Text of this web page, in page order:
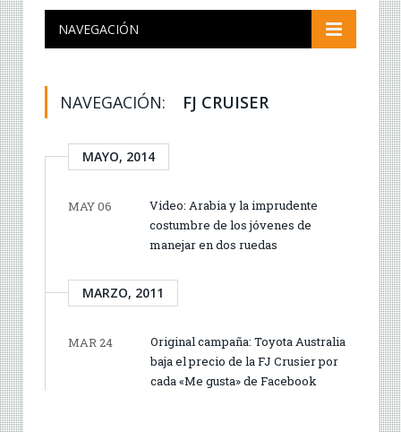
NAVEGACIÓN
NAVEGACIÓN: FJ CRUISER
MAYO, 2014
MAY 06
Video: Arabia y la imprudente
costumbre de los jóvenes de
manejar en dos ruedas
MARZO, 2011
MAR 24
Original campaña: Toyota Australia
baja el precio de la FJ Crusier por
cada «Me gusta» de Facebook